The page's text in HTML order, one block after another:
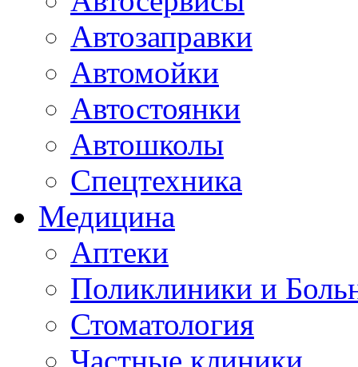
Автозаправки
Автомойки
Автостоянки
Автошколы
Спецтехника
Медицина
Аптеки
Поликлиники и
Стоматология